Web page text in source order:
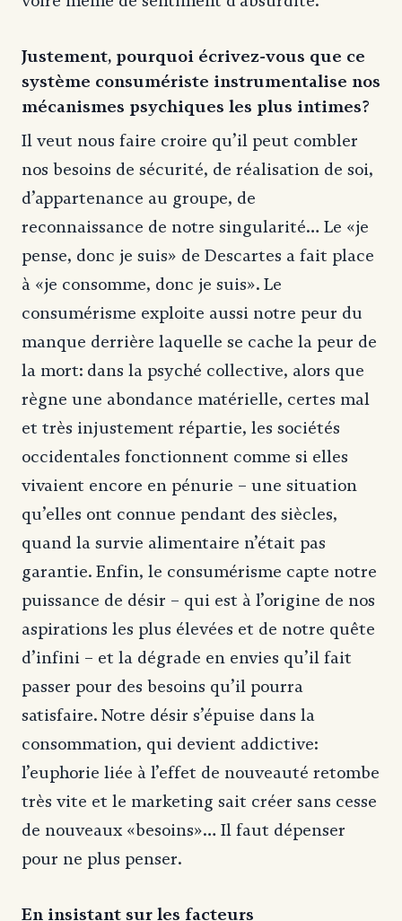
Justement, pourquoi écrivez-vous que ce
système consumériste instrumentalise nos
mécanismes psychiques les plus intimes?
Il veut nous faire croire qu’il peut combler
nos besoins de sécurité, de réalisation de soi,
d’appartenance au groupe, de
reconnaissance de notre singularité… Le «je
pense, donc je suis» de Descartes a fait place
à «je consomme, donc je suis». Le
consumérisme exploite aussi notre peur du
manque derrière laquelle se cache la peur de
la mort: dans la psyché collective, alors que
règne une abondance matérielle, certes mal
et très injustement répartie, les sociétés
occidentales fonctionnent comme si elles
vivaient encore en pénurie – une situation
qu’elles ont connue pendant des siècles,
quand la survie alimentaire n’était pas
garantie. Enfin, le consumérisme capte notre
puissance de désir – qui est à l’origine de nos
aspirations les plus élevées et de notre quête
d’infini – et la dégrade en envies qu’il fait
passer pour des besoins qu’il pourra
satisfaire. Notre désir s’épuise dans la
consommation, qui devient addictive:
l’euphorie liée à l’effet de nouveauté retombe
très vite et le marketing sait créer sans cesse
de nouveaux «besoins»… Il faut dépenser
pour ne plus penser.
En insistant sur les facteurs